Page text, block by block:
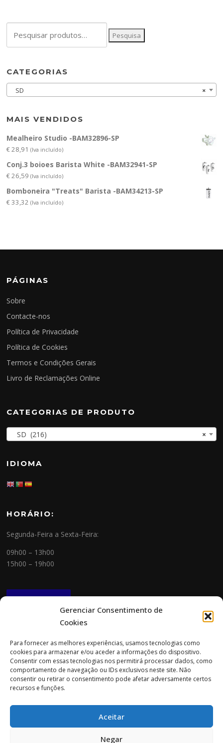
Gerenciar Consentimento de
Cookies
Para fornecer as melhores experiências, usamos tecnologias como
cookies para armazenar e/ou aceder a informações do dispositivo.
Consentir com essas tecnologias nos permitirá processar dados, como
comportamento de navegação ou IDs exclusivos neste site. Não
consentir ou retirar o consentimento pode afetar adversamente certos
recursos e funções.
Aceitar
Negar
por:
Pesquisa
CATEGORIAS
×
SD
MAIS VENDIDOS
Mealheiro Studio -BAM32896-SP
€28,91 (Iva incluído)
Conj.3 boioes Barista White -BAM32941-SP
€26,59 (Iva incluído)
Bomboneira "Treats" Barista -BAM34213-SP
€33,32 (Iva incluído)
PÁGINAS
Sobre
Contacte-nos
Política de Privacidade
Política de Cookies
Termos e Condições Gerais
Livro de Reclamações Online
CATEGORIAS DE PRODUTO
×
SD (216)
IDIOMA
HORÁRIO:
Segunda-Feira a Sexta-Feira:
09h00 – 13h00
15h00 – 19h00
NEWSLETTER
Morada:
Rua Cidade do Porto 151
4705-085 Braga
Tlm: 919 782 600 (chamada para a rede móvel nacional)